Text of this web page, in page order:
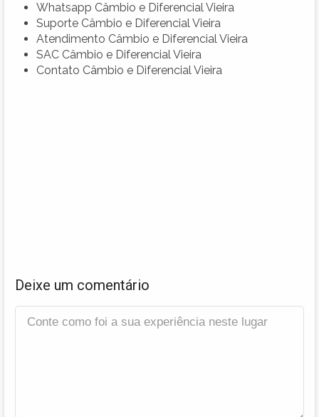
Whatsapp Câmbio e Diferencial Vieira
Suporte Câmbio e Diferencial Vieira
Atendimento Câmbio e Diferencial Vieira
SAC Câmbio e Diferencial Vieira
Contato Câmbio e Diferencial Vieira
Deixe um comentário